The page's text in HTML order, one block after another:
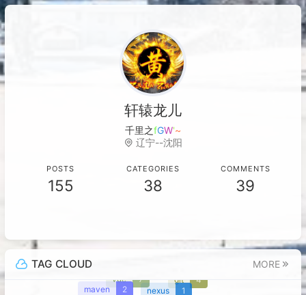
轩辕龙儿
千里之行，始于:
辽宁--沈阳
POSTS
155
CATEGORIES
38
COMMENTS
39
TAG CLOUD MORE
vue 7 git 4
maven 2 nexus 1